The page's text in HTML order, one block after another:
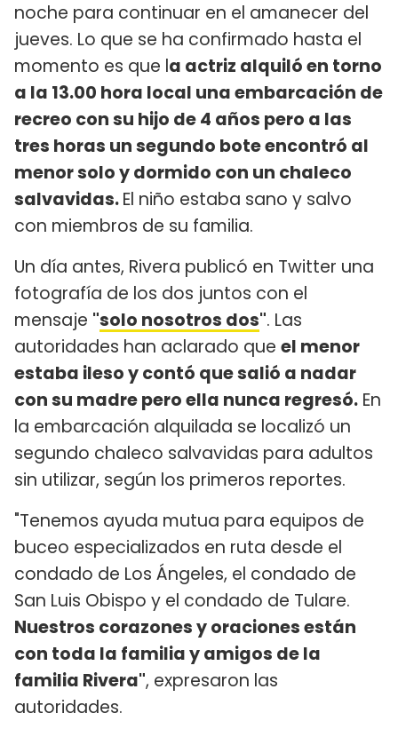
noche para continuar en el amanecer del
jueves. Lo que se ha confirmado hasta el
momento es que la actriz alquiló en torno
a la 13.00 hora local una embarcación de
recreo con su hijo de 4 años pero a las
tres horas un segundo bote encontró al
menor solo y dormido con un chaleco
salvavidas.El niño estaba sano y salvo
con miembros de su familia.
Un día antes, Rivera publicó en Twitter una
fotografía de los dos juntos con el
mensaje "solo nosotros dos". Las
autoridades han aclarado que el menor
estaba ileso y contó que salió a nadar
con su madre pero ella nunca regresó. En
la embarcación alquilada se localizó un
segundo chaleco salvavidas para adultos
sin utilizar, según los primeros reportes.
"Tenemos ayuda mutua para equipos de
buceo especializados en ruta desde el
condado de Los Ángeles, el condado de
San Luis Obispo y el condado de Tulare.
Nuestros corazones y oraciones están
con toda la familia y amigos de la
familia Rivera", expresaron las
autoridades.